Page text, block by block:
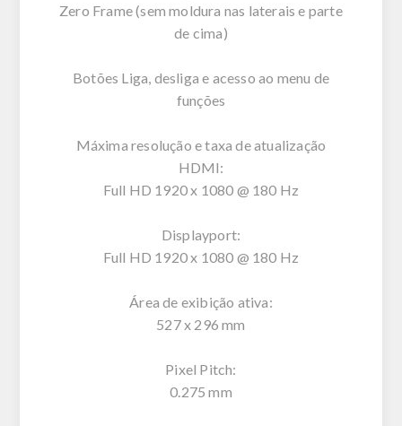
Zero Frame (sem moldura nas laterais e parte
de cima)
Botões Liga, desliga e acesso ao menu de
funções
Máxima resolução e taxa de atualização
HDMI:
Full HD 1920 x 1080 @ 180 Hz
Displayport:
Full HD 1920 x 1080 @ 180 Hz
Área de exibição ativa:
527 x 296 mm
Pixel Pitch:
0.275 mm